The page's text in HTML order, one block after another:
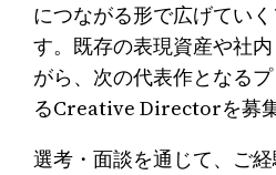
につながる形で広げてい
す。既存の表現資産や社
がら、次の代表作となる
るCreative Directorを募集
選考・面談を通じて、ご